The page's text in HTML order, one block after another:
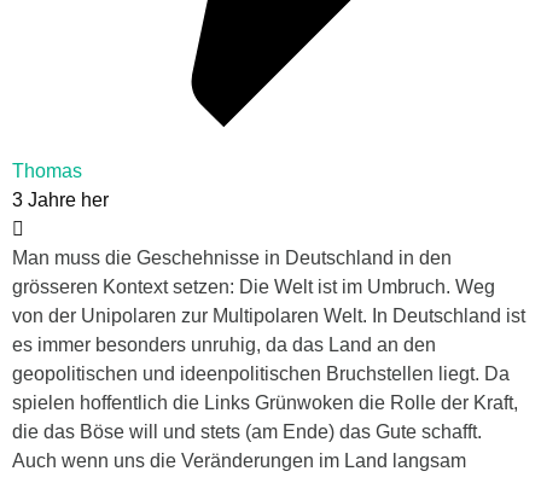
Thomas
3 Jahre her
Man muss die Geschehnisse in Deutschland in den
grösseren Kontext setzen: Die Welt ist im Umbruch. Weg
von der Unipolaren zur Multipolaren Welt. In Deutschland ist
es immer besonders unruhig, da das Land an den
geopolitischen und ideenpolitischen Bruchstellen liegt. Da
spielen hoffentlich die Links Grünwoken die Rolle der Kraft,
die das Böse will und stets (am Ende) das Gute schafft.
Auch wenn uns die Veränderungen im Land langsam